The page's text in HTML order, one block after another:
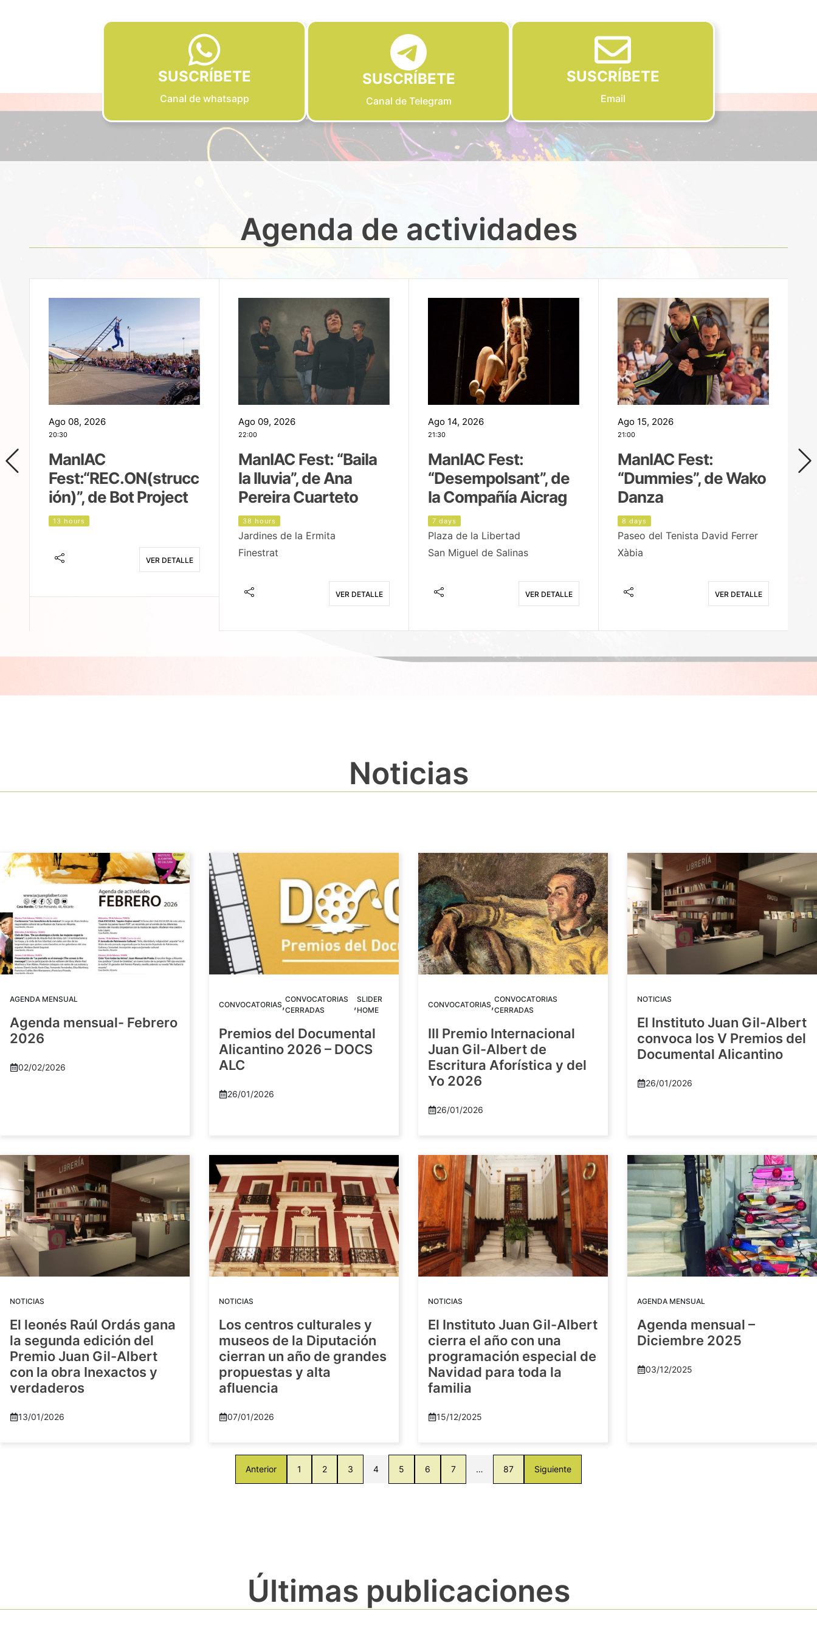
SUSCRÍBETE
Canal de whatsapp
SUSCRÍBETE
Canal de Telegram
SUSCRÍBETE
Email
Agenda de actividades
Ago 08, 2026
20:30
ManIAC
Fest:“REC.ON(strucc
ión)”, de Bot Project
13 hours
VER DETALLE
Ago 09, 2026
22:00
ManIAC Fest: “Baila
la lluvia”, de Ana
Pereira Cuarteto
38 hours
Jardines de la Ermita
Finestrat
VER DETALLE
Ago 14, 2026
21:30
ManIAC Fest:
“Desempolsant”, de
la Compañía Aicrag
7 days
Plaza de la Libertad
San Miguel de Salinas
VER DETALLE
Ago 15, 2026
21:00
ManIAC Fest:
“Dummies”, de Wako
Danza
8 days
Paseo del Tenista David Ferrer
Xàbia
VER DETALLE
Noticias
AGENDA MENSUAL
Agenda mensual- Febrero
2026
02/02/2026
CONVOCATORIAS,CONVOCATORIAS
CERRADAS
,SLIDER
HOME
Premios del Documental
Alicantino 2026 – DOCS
ALC
26/01/2026
CONVOCATORIAS,CONVOCATORIAS
CERRADAS
III Premio Internacional
Juan Gil-Albert de
Escritura Aforística y del
Yo 2026
26/01/2026
NOTICIAS
El Instituto Juan Gil-Albert
convoca los V Premios del
Documental Alicantino
26/01/2026
NOTICIAS
El leonés Raúl Ordás gana
la segunda edición del
Premio Juan Gil-Albert
con la obra Inexactos y
verdaderos
13/01/2026
NOTICIAS
Los centros culturales y
museos de la Diputación
cierran un año de grandes
propuestas y alta
afluencia
07/01/2026
NOTICIAS
El Instituto Juan Gil-Albert
cierra el año con una
programación especial de
Navidad para toda la
familia
15/12/2025
AGENDA MENSUAL
Agenda mensual –
Diciembre 2025
03/12/2025
Anterior 1 2 3 4 5 6 7 … 87 Siguiente
Últimas publicaciones